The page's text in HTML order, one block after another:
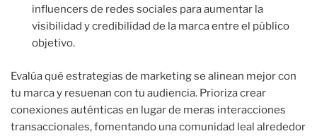
influencers de redes sociales para aumentar la
visibilidad y credibilidad de la marca entre el público
objetivo.
Evalúa qué estrategias de marketing se alinean mejor con
tu marca y resuenan con tu audiencia. Prioriza crear
conexiones auténticas en lugar de meras interacciones
transaccionales, fomentando una comunidad leal alrededor